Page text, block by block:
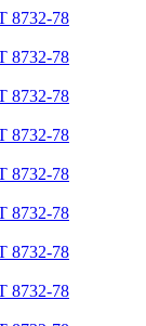
78
78
78
78
78
78
78
78